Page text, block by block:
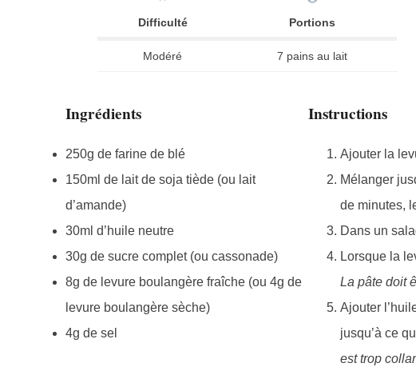
Difficulté
Portions
Modéré 7 pains au lait
Ingrédients
250g de farine de blé
150ml de lait de soja tiède (ou lait
d’amande)
30ml d’huile neutre
30g de sucre complet (ou cassonade)
8g de levure boulangère fraîche (ou 4g de
levure boulangère sèche)
4g de sel
Instructions
Ajouter la
Mélanger
de minutes,
Dans un
Lorsque la
La pâte doit
Ajouter
jusqu’à ce
est trop